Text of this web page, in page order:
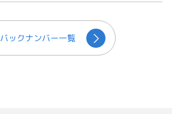
バックナンバー一覧